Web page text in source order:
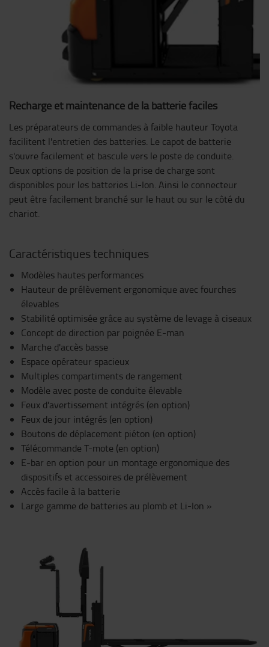
Recharge et maintenance de la batterie faciles
Les préparateurs de commandes à faible hauteur Toyota
facilitent l'entretien des batteries. Le capot de batterie
s'ouvre facilement et bascule vers le poste de conduite.
Deux options de position de la prise de charge sont
disponibles pour les batteries Li-Ion. Ainsi le connecteur
peut être facilement branché sur le haut ou sur le côté du
chariot.
Caractéristiques techniques
Modèles hautes performances
Hauteur de prélèvement ergonomique avec fourches
élevables
Stabilité optimisée grâce au système de levage à ciseaux
Concept de direction par poignée E-man
Marche d'accès basse
Espace opérateur spacieux
Multiples compartiments de rangement
Modèle avec poste de conduite élevable
Feux d'avertissement intégrés (en option)
Feux de jour intégrés (en option)
Boutons de déplacement piéton (en option)
Télécommande T-mote (en option)
E-bar en option pour un montage ergonomique des
dispositifs et accessoires de prélèvement
Accès facile à la batterie
Large gamme de batteries au plomb et Li-Ion »